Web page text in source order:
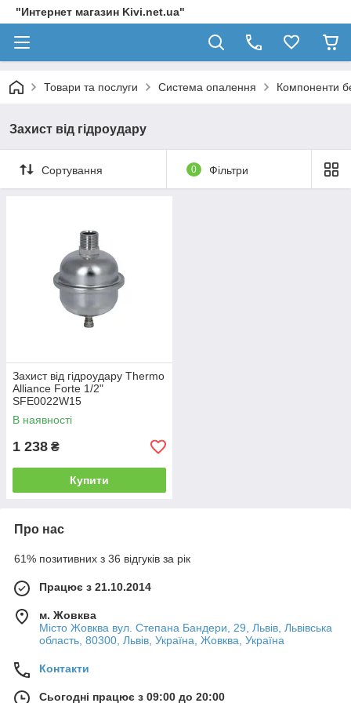
"Интернет магазин Kivi.net.ua"
Товари та послуги Система опалення Компоненти
Захист від гідроудару
Сортування 0 Фільтри
Захист від гідроудару Thermo
Alliance Forte 1/2"
SFE0022W15
В наявності
1 238 ₴
Купити
Про нас
61% позитивних з 36 відгуків за рік
Працює з 21.10.2014
м. Жовква
Місто Жовква вул. Степана Бандери, 29, Львів, Львівська
область, 80300, Львів, Україна, Жовква, Україна
Контакти
Сьогодні працює з 09:00 до 20:00